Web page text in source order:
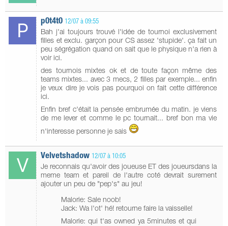
p0t4t0 12/07 à 09:55
Bah j'ai toujours trouvé l'idée de tournoi exclusivement
filles et exclu. garçon pour CS assez 'stupide'. ça fait un
peu ségrégation quand on sait que le physique n'a rien à
voir ici.
des tournois mixtes ok et de toute façon même des
teams mixtes... avec 3 mecs, 2 filles par exemple... enfin
je veux dire je vois pas pourquoi on fait cette différence
ici.
Enfin bref c'était la pensée embrumée du matin. je viens
de me lever et comme le pc tournait... bref bon ma vie
n'interesse personne je sais
Velvetshadow 12/07 à 10:05
Je reconnais qu'avoir des joueuse ET des joueursdans la
meme team et pareil de l'autre coté devrait surement
ajouter un peu de "pep's" au jeu!
Malorie: Sale noob!
Jack: Wa l'ot' hé! retourne faire la vaisselle!
Malorie: qui t'as owned ya 5minutes et qui